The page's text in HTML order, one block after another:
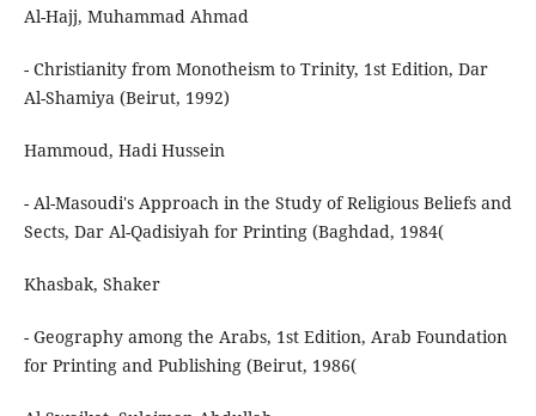
Al-Hajj, Muhammad Ahmad
- Christianity from Monotheism to Trinity, 1st Edition, Dar
Al-Shamiya (Beirut, 1992)
Hammoud, Hadi Hussein
- Al-Masoudi's Approach in the Study of Religious Beliefs and
Sects, Dar Al-Qadisiyah for Printing (Baghdad, 1984(
Khasbak, Shaker
- Geography among the Arabs, 1st Edition, Arab Foundation
for Printing and Publishing (Beirut, 1986(